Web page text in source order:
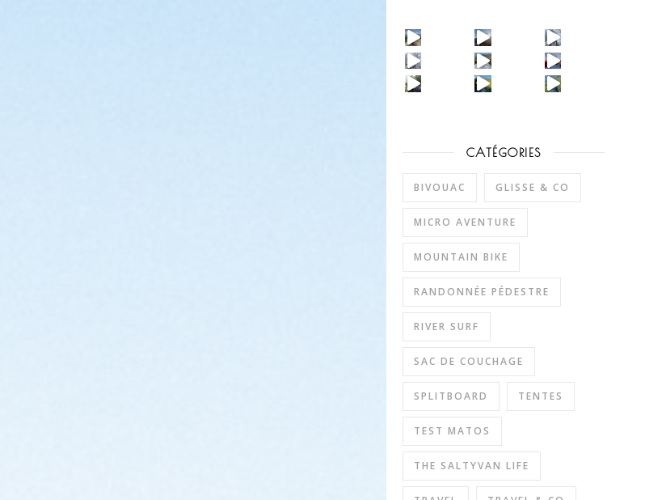
CATÉGORIES
BIVOUAC GLISSE & CO
MICRO AVENTURE
MOUNTAIN BIKE
RANDONNÉE PÉDESTRE
RIVER SURF
SAC DE COUCHAGE
SPLITBOARD TENTES
TEST MATOS
THE SALTYVAN LIFE